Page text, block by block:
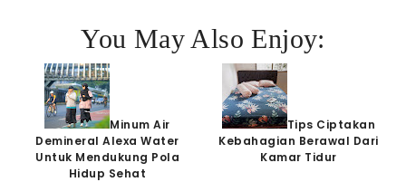
You May Also Enjoy:
Minum Air
Demineral Alexa Water
Untuk Mendukung Pola
Hidup Sehat
Tips Ciptakan
Kebahagian Berawal Dari
Kamar Tidur